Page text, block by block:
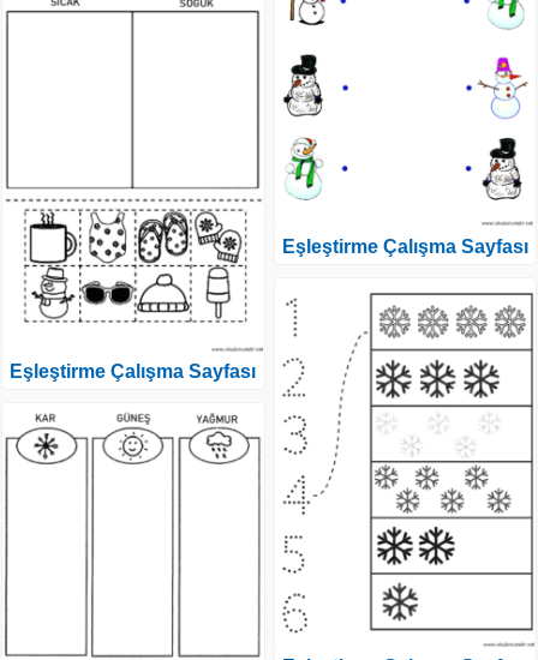
Eşleştirme Çalışma Sayfası
Eşleştirme Çalışma Sayfası